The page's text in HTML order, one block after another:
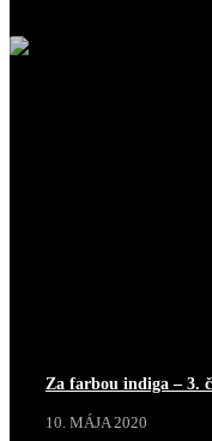
Za farbou indiga – 3.
10. MÁJA 2020